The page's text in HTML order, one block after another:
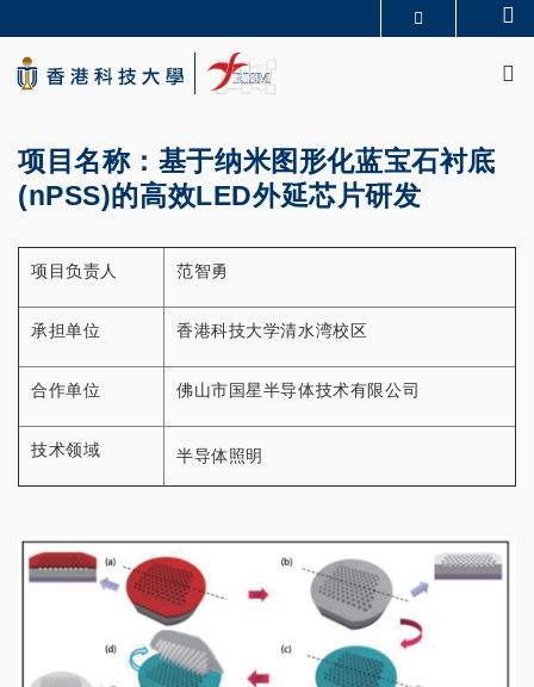
to
main
content
生活@科大
项目名称：基于纳米图形化蓝宝石衬底
(nPSS)的高效LED外延芯片研发
项目负责人 范智勇
承担单位 香港科技大学清水湾校区
合作单位 佛山市国星半导体技术有限公司
技术领域 半导体照明